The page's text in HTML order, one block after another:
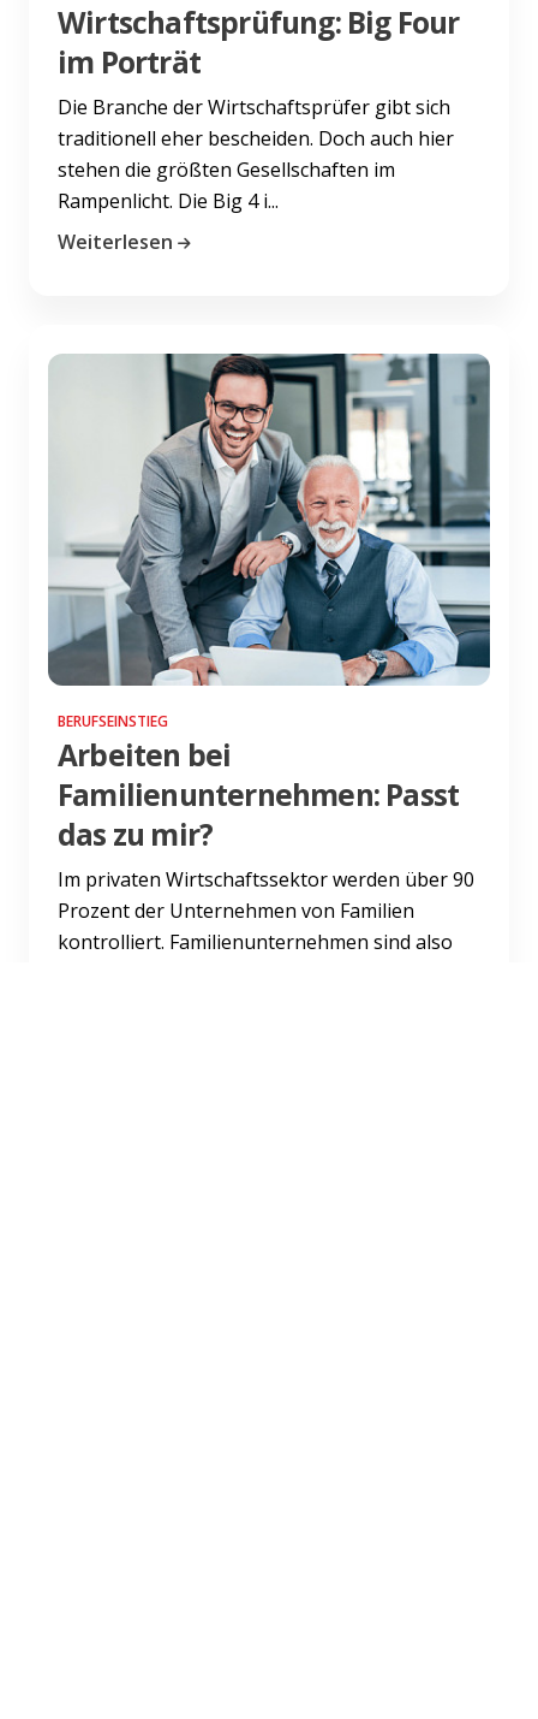
Wirtschaftsprüfung: Big Four
im Porträt
Die Branche der Wirtschaftsprüfer gibt sich
traditionell eher bescheiden. Doch auch hier
stehen die größten Gesellschaften im
Rampenlicht. Die Big 4 i...
Weiterlesen
BERUFSEINSTIEG
Arbeiten bei
Familienunternehmen: Passt
das zu mir?
Im privaten Wirtschaftssektor werden über 90
Prozent der Unternehmen von Familien
kontrolliert. Familienunternehmen sind also